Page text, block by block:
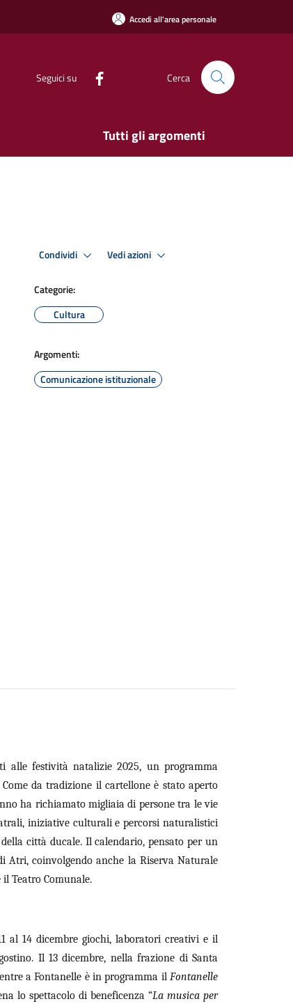
Accedi all'area personale
Seguici su Cerca
Tutti gli argomenti
Condividi Vedi azioni
Categorie:
Cultura
Argomenti:
Comunicazione istituzionale
alle festività natalizie 2025, un programma
da tradizione il cartellone è stato aperto
ha richiamato migliaia di persone tra le vie
iniziative culturali e percorsi naturalistici
città ducale. Il calendario, pensato per un
coinvolgendo anche la Riserva Naturale
il Teatro Comunale.
al 14 dicembre giochi, laboratori creativi e il
Il 13 dicembre, nella frazione di Santa
a Fontanelle è in programma il Fontanelle
lo spettacolo di beneficenza “La musica per